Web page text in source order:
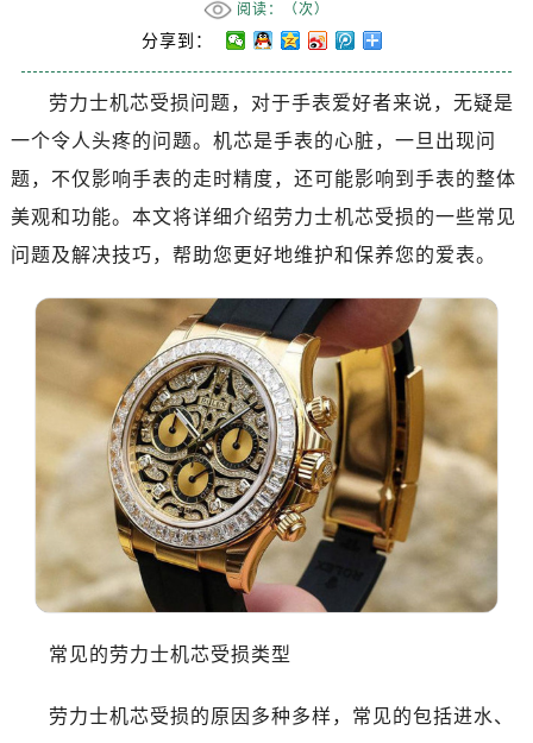
阅读：（次）
分享到：
劳力士机芯受损问题，对于手表爱好者来说，无疑是
一个令人头疼的问题。机芯是手表的心脏，一旦出现问
题，不仅影响手表的走时精度，还可能影响到手表的整体
美观和功能。本文将详细介绍劳力士机芯受损的一些常见
问题及解决技巧，帮助您更好地维护和保养您的爱表。
常见的劳力士机芯受损类型
劳力士机芯受损的原因多种多样，常见的包括进水、